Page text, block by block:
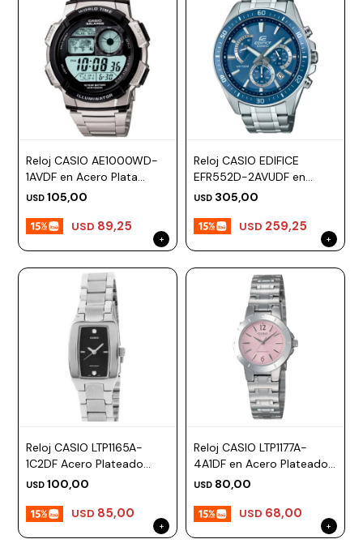
Reloj CASIO AE1000WD-
1AVDF en Acero Plata
Esfera 48mm
USD 105,00
USD 89,25
Reloj CASIO EDIFICE
EFR552D-2AVUDF en
Acero Plateado Esfera
USD 305,00
USD 259,25
Reloj CASIO LTP1165A-
1C2DF Acero Plateado
Esfera 21mm
USD 100,00
USD 85,00
Reloj CASIO LTP1177A-
4A1DF en Acero Plateado
Esfera 25mm
USD 80,00
USD 68,00